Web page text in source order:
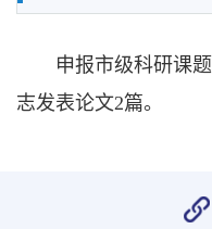
申报市级科研课
志发表论文2篇。